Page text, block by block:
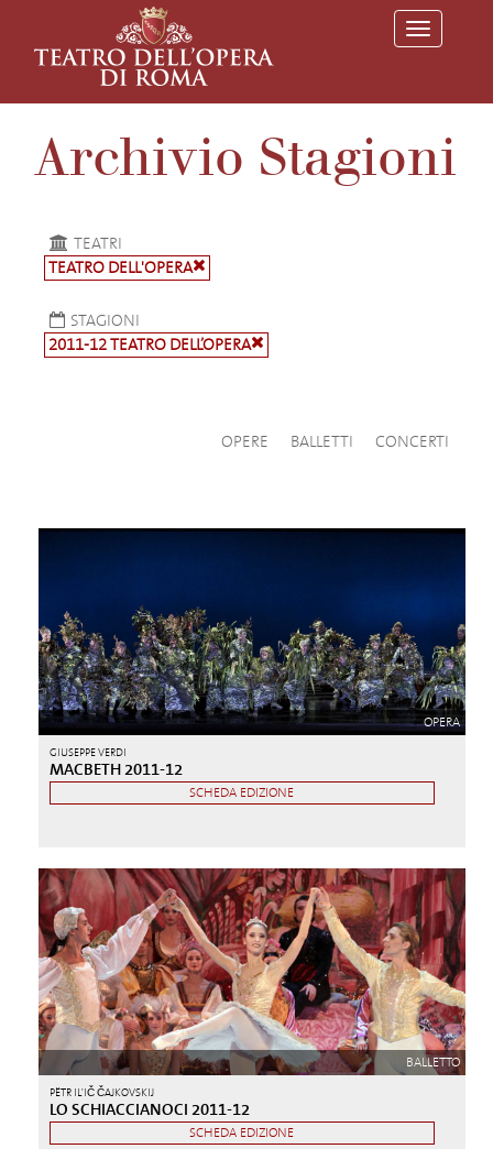
T
o
l
a
v
Archivio Stagioni
TEATRI
TEATRO DELL'OPERA
STAGIONI
2011-12 TEATRO DELL’OPERA
OPERE BALLETTI CONCERTI
OPERA
GIUSEPPE VERDI
MACBETH 2011-12
SCHEDA EDIZIONE
BALLETTO
PËTR IL'IČ ČAJKOVSKIJ
LO SCHIACCIANOCI 2011-12
SCHEDA EDIZIONE